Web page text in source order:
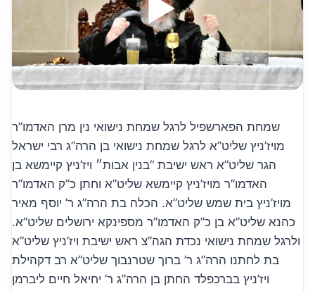
שמחת הפארשפיל לרגל שמחת נישואי נין מרן האדמו”ר
מויז’ניץ שליט”א לרגל שמחת נישואי בן הרה”ג רבי ישראל
הגר שליט”א ראש ישיבת “בנין אבות״ ויז’ניץ קיימשא בן
האדמו”ר מויז’ניץ קיימשא שליט”א וחתן כ”ק האדמו”ר
מויז’ניץ בית שמש שליט”א. הכלה בת הרה”ג ר’ יוסף מאיר
כהנא שליט”א בן כ”ק האדמו”ר מספינקא ירושלים שליט”א.
ולרגל שמחת נישואי נכדת הגה”צ ראש ישיבת ויז’ניץ שליט”א
בת לחתנו הרה”ג ר’ ברוך שטרנבוך שליט”א רב דקהילת
ויז’ניץ בברכפלד החתן בן הרה”ג ר’ יחיאל חיים ליברמן